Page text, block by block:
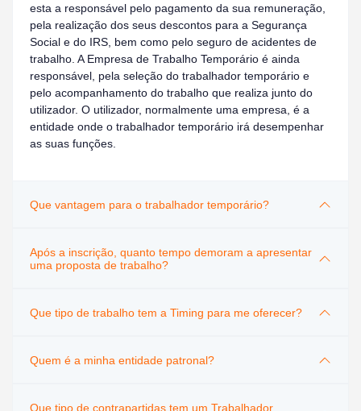
esta a responsável pelo pagamento da sua remuneração,
pela realização dos seus descontos para a Segurança
Social e do IRS, bem como pelo seguro de acidentes de
trabalho. A Empresa de Trabalho Temporário é ainda
responsável, pela seleção do trabalhador temporário e
pelo acompanhamento do trabalho que realiza junto do
utilizador. O utilizador, normalmente uma empresa, é a
entidade onde o trabalhador temporário irá desempenhar
as suas funções.
Que vantagem para o trabalhador temporário?
Após a inscrição, quanto tempo demoram a apresentar
uma proposta de trabalho?
Que tipo de trabalho tem a Timing para me oferecer?
Quem é a minha entidade patronal?
Que tipo de contrapartidas tem um Trabalhador